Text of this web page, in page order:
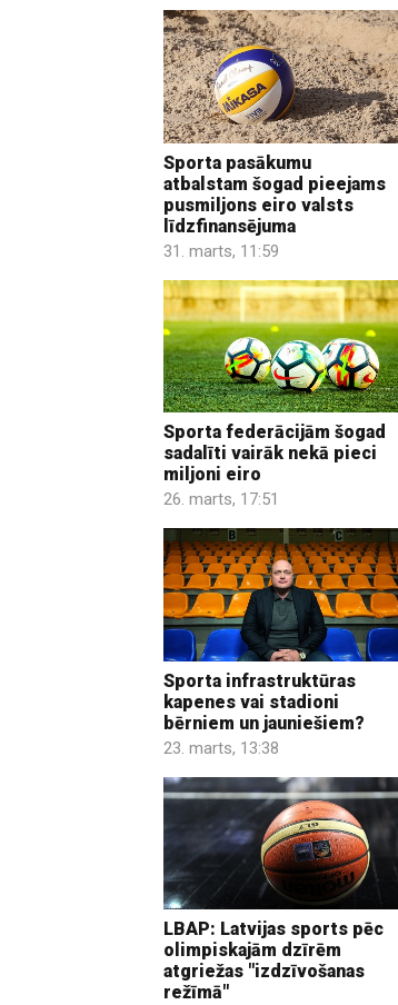
Sporta pasākumu
atbalstam šogad pieejams
pusmiljons eiro valsts
līdzfinansējuma
31. marts, 11:59
Sporta federācijām šogad
sadalīti vairāk nekā pieci
miljoni eiro
26. marts, 17:51
Sporta infrastruktūras
kapenes vai stadioni
bērniem un jauniešiem?
23. marts, 13:38
LBAP: Latvijas sports pēc
olimpiskajām dzīrēm
atgriežas "izdzīvošanas
režīmā"